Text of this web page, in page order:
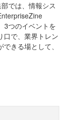
では、情報シス
3つのイベントを
口で、業界トレン
きる場として、